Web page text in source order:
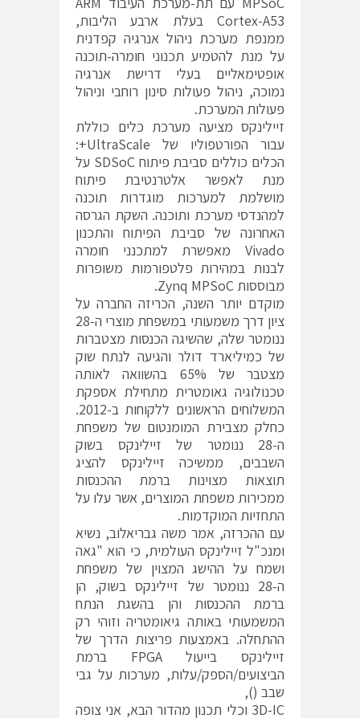
Cortex-A53 בעלת ארבע הליבות,
ממנפת מערכת ניהול אנרגיה קפדנית
על מנת להטמיע תכנוני חומרה-תוכנה
אופטימאליים בעלי דרישת אנרגיה
נמוכה, ניהול פעולות סינון רוחבי וניהול
פעולות המערכת.
זיילינקס מציעה מערכת כלים כוללת
עבור הפורטפוליו של UltraScale+:
הכלים כוללים סביבת פיתוח SDSoC על
מנת לאפשר אלטרנטיבת פיתוח
מושלמת למערכות מוגדרות תוכנה
למהנדסי מערכת ותוכנה. השקת הגרסה
האחרונה של סביבת הפיתוח והתכנון
Vivado מאפשרת למתכנני חומרה
לבנות במהירות פלטפורמות משופרות
מבוססות Zynq MPSoC.
מוקדם יותר השנה, הכריזה החברה על
ציון דרך משמעותי במשפחת מוצרי ה-28
ננומטר שלה, שהשיגה הכנסות מצטברות
של כמיליארד דולר והגיעה לנתח שוק
מצטבר של 65% בהשוואה לאותה
טכנולוגיה גאומטרית מתחילת אספקת
המשלוחים הראשונים ללקוחות ב-2012.
כחלק מצבירת המומנטום של משפחת
ה-28 ננומטר של זיילינקס בשוק
השבבים, ממשיכה זיילינקס להציג
תוצאות מצוינות ברמת ההכנסות
ממכירות משפחת המוצרים, אשר עלו על
התחזיות המוקדמות.
עם ההכרזה, אמר משה גבריאלוב, נשיא
ומנכ"ל זיילינקס העולמית, כי הוא "גאה
ושמח על ההישג המצוין של משפחת
ה-28 ננומטר של זיילינקס בשוק, הן
ברמת ההכנסות והן בהשגת הנתח
המשמעותי באותה גיאומטריה וזוהי רק
ההתחלה. באמצעות פריצות הדרך של
זיילינקס בייעול FPGA ברמת
הביצועים/הספק/עלות, מערכות על גבי
שבב (),
3D-IC וכלי תכנון מהדור הבא, אני צופה